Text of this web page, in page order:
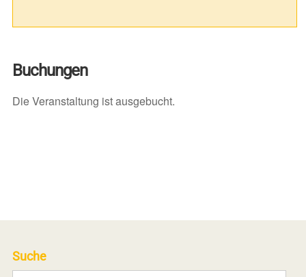
Buchungen
Die Veranstaltung ist ausgebucht.
Suche